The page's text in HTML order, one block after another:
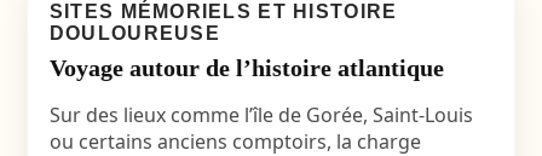
SITES MÉMORIELS ET HISTOIRE
DOULOUREUSE
Voyage autour de l’histoire atlantique
Sur des lieux comme l’île de Gorée, Saint-Louis
ou certains anciens comptoirs, la charge